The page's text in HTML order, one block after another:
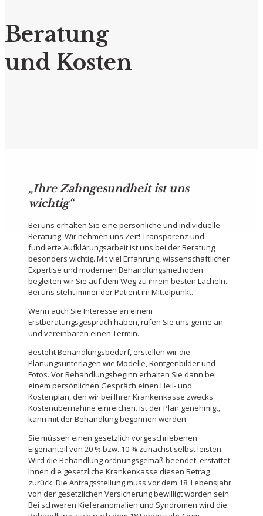
Beratung
und Kosten
„Ihre Zahngesundheit ist uns
wichtig“
Bei uns erhalten Sie eine persönliche und individuelle
Beratung. Wir nehmen uns Zeit! Transparenz und
fundierte Aufklärungsarbeit ist uns bei der Beratung
besonders wichtig. Mit viel Erfahrung, wissenschaftlicher
Expertise und modernen Behandlungsmethoden
begleiten wir Sie auf dem Weg zu ihrem besten Lächeln.
Bei uns steht immer der Patient im Mittelpunkt.
Wenn auch Sie Interesse an einem
Erstberatungsgespräch haben, rufen Sie uns gerne an
und vereinbaren einen Termin.
Besteht Behandlungsbedarf, erstellen wir die
Planungsunterlagen wie Modelle, Röntgenbilder und
Fotos. Vor Behandlungsbeginn erhalten Sie dann bei
einem persönlichen Gespräch einen Heil- und
Kostenplan, den wir bei Ihrer Krankenkasse zwecks
Kostenübernahme einreichen. Ist der Plan genehmigt,
kann mit der Behandlung begonnen werden.
Sie müssen einen gesetzlich vorgeschriebenen
Eigenanteil von 20 % bzw. 10 % zunächst selbst leisten.
Wird die Behandlung ordnungsgemäß beendet, erstattet
Ihnen die gesetzliche Krankenkasse diesen Betrag
zurück. Die Antragsstellung muss vor dem 18. Lebensjahr
von der gesetzlichen Versicherung bewilligt worden sein.
Bei schweren Kieferanomalien und Syndromen wird die